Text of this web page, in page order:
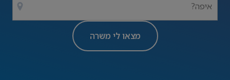
איפה?
מצאו לי משרה